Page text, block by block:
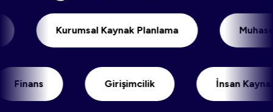
Kurumsal Kaynak Planlama
Girişimcilik İnsan Kaynakları